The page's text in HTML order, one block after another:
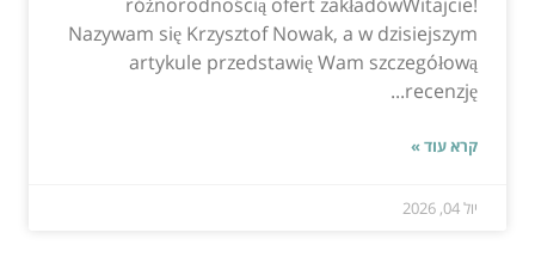
Nazywam się Krzysztof Nowak, a w dzisiejszym
artykule przedstawię Wam szczegółową
recenzję...
קרא עוד »
יול 04, 2026